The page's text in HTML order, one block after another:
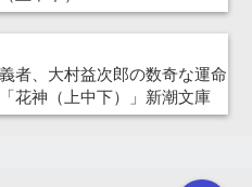
者、大村益次郎の数奇な運命
花神（上中下）」新潮文庫